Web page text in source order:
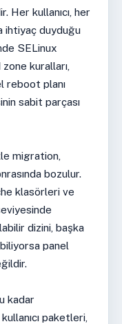
Her kullanıcı, her
ihtiyaç duyduğu
SELinux
kuralları,
reboot planı
sabit parçası
migration,
bozulur.
klasörleri ve
dizini, başka
panel
kadar
paketleri,